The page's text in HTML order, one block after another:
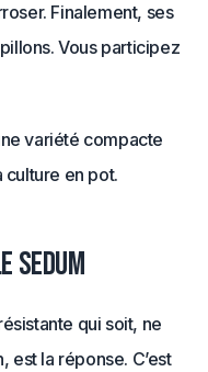
Finalement, ses
Vous participez
variété compacte
en pot.
sedum
qui soit, ne
est la réponse. C’est